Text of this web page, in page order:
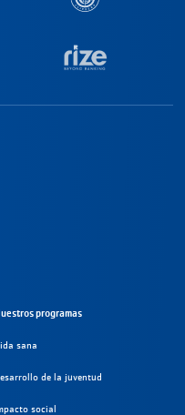
página
programas
sana
de la juventud
social